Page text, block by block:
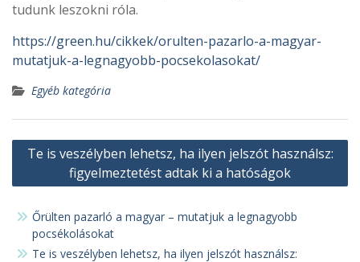
tudunk leszokni róla.
https://green.hu/cikkek/orulten-pazarlo-a-magyar-
mutatjuk-a-legnagyobb-pocsekolasokat/
Egyéb kategória
Bejegyzés
navigáció
Te is veszélyben lehetsz, ha ilyen jelszót használsz:
figyelmeztetést adtak ki a hatóságok
Őrülten pazarló a magyar – mutatjuk a legnagyobb
pocsékolásokat
Te is veszélyben lehetsz, ha ilyen jelszót használsz: